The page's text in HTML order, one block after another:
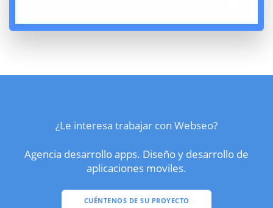
¿Le interesa trabajar con Webseo?
Agencia desarrollo apps. Diseño y desarrollo de
aplicaciones moviles.
CUÉNTENOS DE SU PROYECTO